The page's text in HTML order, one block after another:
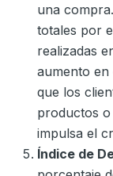
una
totales por
realizadas
aumento en
que los
productos
impulsa el
Índice de